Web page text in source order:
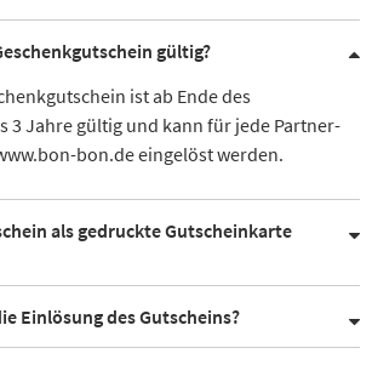
gültig?
ist ab Ende des
3 Jahre gültig und kann für jede Partner-
bon.de eingelöst werden.
als gedruckte Gutscheinkarte
Einlösung des Gutscheins?